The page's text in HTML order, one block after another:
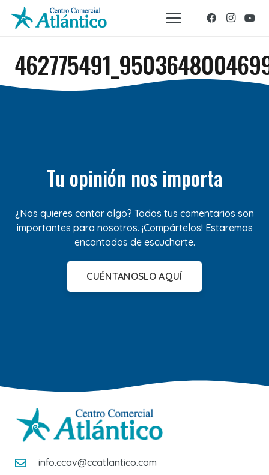
Tu opinión nos importa
¿Nos quieres contar algo? Todos tus comentarios son
importantes para nosotros. ¡Compártelos! Estaremos
encantados de escucharte.
CUÉNTANOSLO AQUÍ
info.ccav@ccatlantico.com